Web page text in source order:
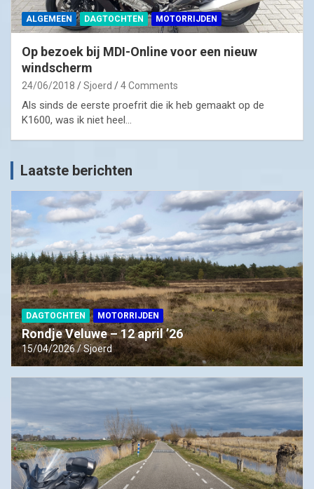
ALGEMEEN DAGTOCHTEN MOTORRIJDEN
Op bezoek bij MDI-Online voor een nieuw
windscherm
24/06/2018 Sjoerd 4 Comments
Als sinds de eerste proefrit die ik heb gemaakt op de
K1600, was ik niet heel…
Laatste berichten
DAGTOCHTEN MOTORRIJDEN
Rondje Veluwe – 12 april ’26
15/04/2026 Sjoerd